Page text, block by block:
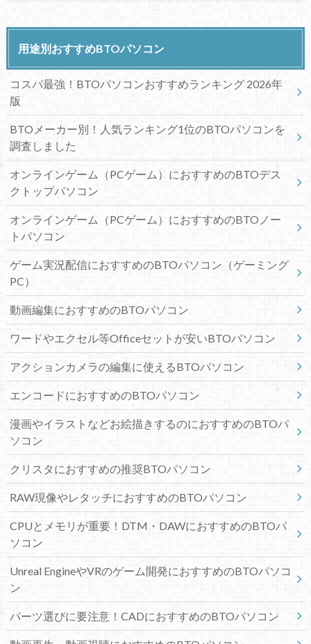
用途別おすすめBTOパソコン
コスパ最強！BTOパソコンおすすめランキング 2026年
版
BTOメーカー別！人気ランキング1位のBTOパソコンを
調査しました
オンラインゲーム（PCゲーム）におすすめのBTOデス
クトップパソコン
オンラインゲーム（PCゲーム）におすすめのBTOノー
トパソコン
ゲーム実況配信におすすめのBTOパソコン（ゲーミング
PC）
動画編集におすすめのBTOパソコン
ワードやエクセル等Officeセットが安いBTOパソコン
アクションカメラの編集に使えるBTOパソコン
エンコードにおすすめのBTOパソコン
漫画やイラストなどお絵描きするのにおすすめのBTOパ
ソコン
クリスタにおすすめの推奨BTOパソコン
RAW現像やレタッチにおすすめのBTOパソコン
CPUとメモリが重要！DTM・DAWにおすすめのBTOパ
ソコン
Unreal EngineやVRのゲーム開発におすすめのBTOパソコ
ン
パーツ選びに要注意！CADにおすすめのBTOパソコン